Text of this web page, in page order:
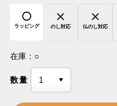
ラッピング のし対応 仏のし対応
在庫： ○
数量